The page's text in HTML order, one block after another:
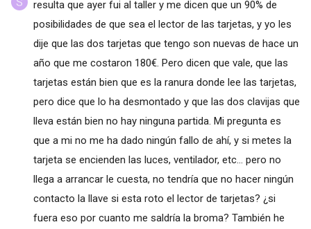
resulta que ayer fui al taller y me dicen que un 90% de
posibilidades de que sea el lector de las tarjetas, y yo les
dije que las dos tarjetas que tengo son nuevas de hace un
año que me costaron 180€. Pero dicen que vale, que las
tarjetas están bien que es la ranura donde lee las tarjetas,
pero dice que lo ha desmontado y que las dos clavijas que
lleva están bien no hay ninguna partida. Mi pregunta es
que a mi no me ha dado ningún fallo de ahí, y si metes la
tarjeta se encienden las luces, ventilador, etc... pero no
llega a arrancar le cuesta, no tendría que no hacer ningún
contacto la llave si esta roto el lector de tarjetas? ¿si
fuera eso por cuanto me saldría la broma? También he